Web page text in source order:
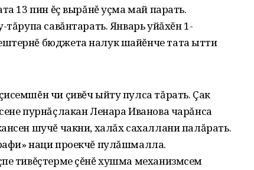
13 пин ĕç вырăнĕ уçма май парать.
савăнтарать. Январь уйăхĕн 1-
бюджета налук шайĕнче тата ытти
чи çивĕч ыйту пулса тăрать. Çак
пурнăçлакан Ленара Иванова чарăнса
шучĕ чакни, халăх сахаллани палăрать.
наци проекчĕ пулăшмалла.
тивĕçтерме çĕнĕ хушма механизмсем